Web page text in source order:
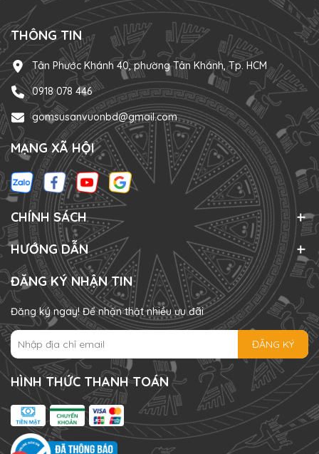
THÔNG TIN
Tân Phước Khánh 40, phường Tân Khánh, Tp. HCM
0918 078 446
gomsusanvuonbd@gmail.com
MẠNG XÃ HỘI
CHÍNH SÁCH
HƯỚNG DẪN
ĐĂNG KÝ NHẬN TIN
Đăng ký ngay! Để nhận thật nhiều ưu đãi
ĐĂNG KÝ
HÌNH THỨC THANH TOÁN